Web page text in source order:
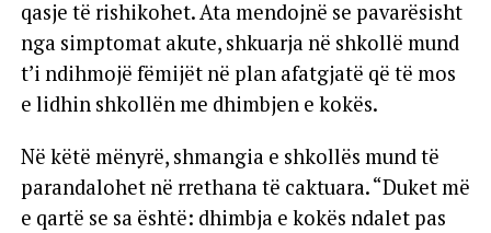
qasje të rishikohet. Ata mendojnë se pavarësisht
nga simptomat akute, shkuarja në shkollë mund
t’i ndihmojë fëmijët në plan afatgjatë që të mos
e lidhin shkollën me dhimbjen e kokës.
Në këtë mënyrë, shmangia e shkollës mund të
parandalohet në rrethana të caktuara. “Duket më
e qartë se sa është: dhimbja e kokës ndalet pas